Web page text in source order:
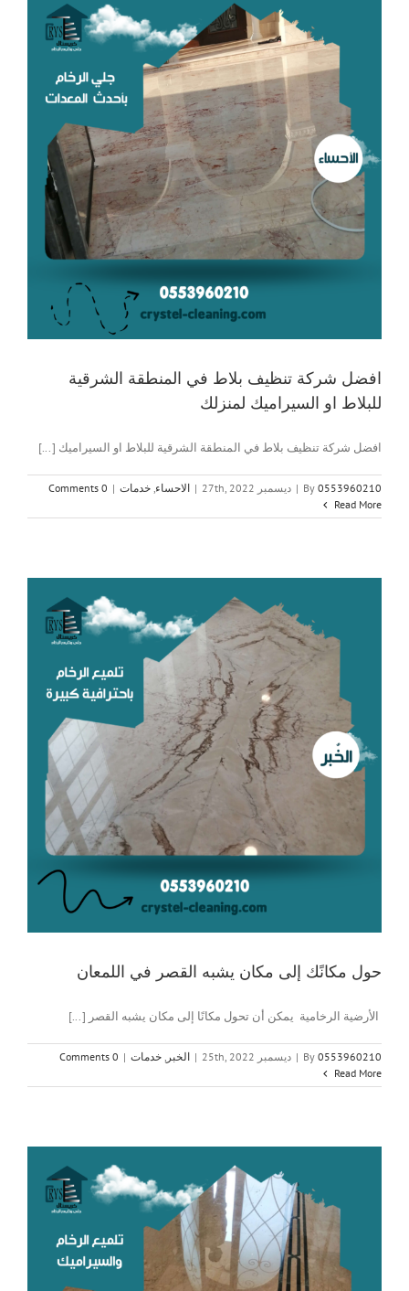
افضل شركة تنظيف بلاط في المنطقة الشرقية
للبلاط او السيراميك لمنزلك
افضل شركة تنظيف بلاط في المنطقة الشرقية للبلاط او السيراميك [...]
By 0553960210
| ديسمبر 27th, 2022 | الاحساء خدمات |
0 Comments
Read More
حول مكانًك إلى مكان يشبه القصر في اللمعان
الأرضية الرخامية يمكن أن تحول مكانًا إلى مكان يشبه القصر [...]
By 0553960210
| ديسمبر 25th, 2022 | الخبر خدمات |
0 Comments
Read More